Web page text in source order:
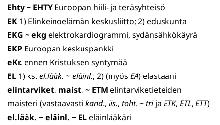
Ehty ~ EHTY Euroopan hiili- ja teräsyhteisö
EK 1) Elinkeinoelämän keskusliitto; 2) eduskunta
EKG ~ ekg elektrokardiogrammi, sydänsähkökäyrä
EKP Euroopan keskuspankki
eKr. ennen Kristuksen syntymää
EL 1) ks. el.lääk. ~eläinl.; 2) (myös EA) elastaani
elintarviket. maist. ~ ETM elintarviketieteiden
maisteri (vastaavasti kand., lis., toht. ~trija ETK, ETL, ETT)
el.lääk. ~ eläinl. ~ ELeläinlääkäri